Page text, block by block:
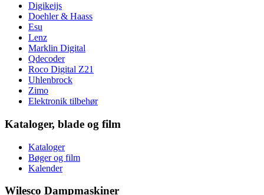
Digikeijs
Doehler & Haass
Esu
Lenz
Marklin Digital
Qdecoder
Roco Digital Z21
Uhlenbrock
Zimo
Elektronik tilbehør
Kataloger, blade og film
Kataloger
Bøger og film
Kalender
Wilesco Dampmaskiner